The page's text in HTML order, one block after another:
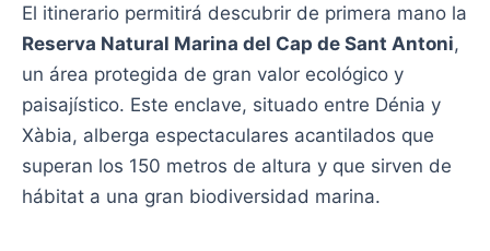
El itinerario permitirá descubrir de primera mano la
Reserva Natural Marina del Cap de Sant Antoni,
un área protegida de gran valor ecológico y
paisajístico. Este enclave, situado entre Dénia y
Xàbia, alberga espectaculares acantilados que
superan los 150 metros de altura y que sirven de
hábitat a una gran biodiversidad marina.